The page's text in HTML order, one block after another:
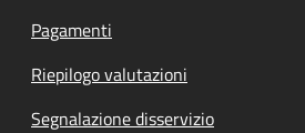
Pagamenti
Riepilogo valutazioni
Segnalazione disservizio